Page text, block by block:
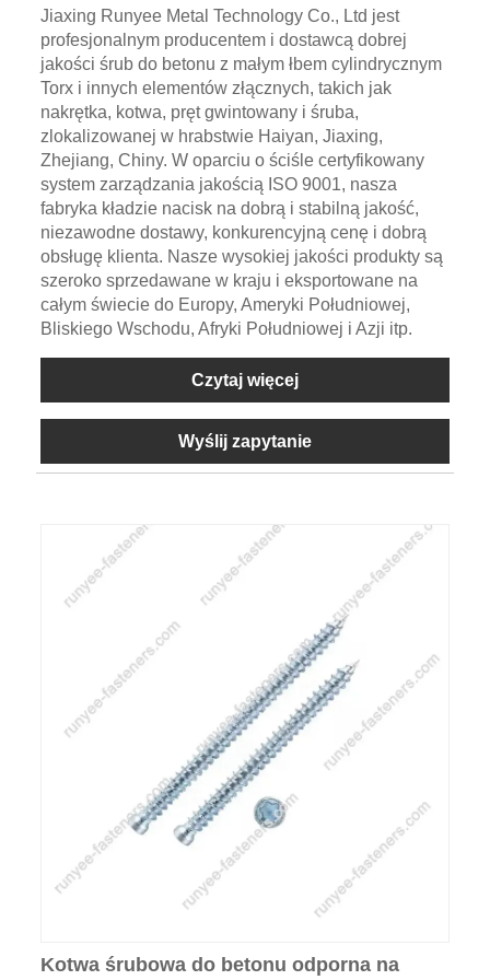
Jiaxing Runyee Metal Technology Co., Ltd jest
profesjonalnym producentem i dostawcą dobrej
jakości śrub do betonu z małym łbem cylindrycznym
Torx i innych elementów złącznych, takich jak
nakrętka, kotwa, pręt gwintowany i śruba,
zlokalizowanej w hrabstwie Haiyan, Jiaxing,
Zhejiang, Chiny. W oparciu o ściśle certyfikowany
system zarządzania jakością ISO 9001, nasza
fabryka kładzie nacisk na dobrą i stabilną jakość,
niezawodne dostawy, konkurencyjną cenę i dobrą
obsługę klienta. Nasze wysokiej jakości produkty są
szeroko sprzedawane w kraju i eksportowane na
całym świecie do Europy, Ameryki Południowej,
Bliskiego Wschodu, Afryki Południowej i Azji itp.
Czytaj więcej
Wyślij zapytanie
Kotwa śrubowa do betonu odporna na